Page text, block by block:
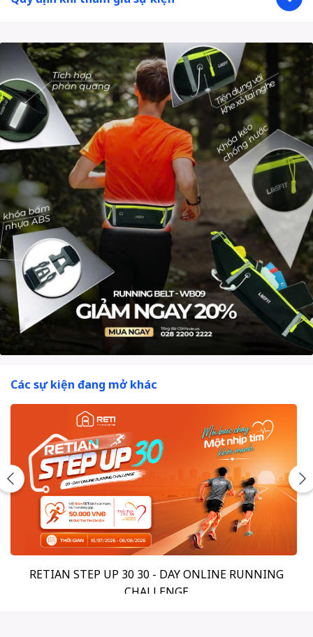
Các sự kiện đang mở khác
ANDROS VIETNAM RUN - CHUNG TAY SẺ CHIA 2026